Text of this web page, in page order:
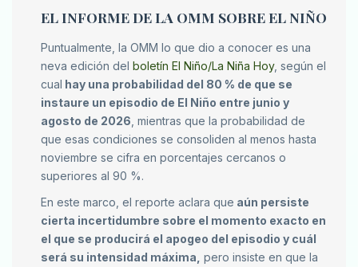
EL INFORME DE LA OMM SOBRE EL NIÑO
Puntualmente, la OMM lo que dio a conocer es una
neva edición del boletín El Niño/La Niña Hoy, según el
cual hay una probabilidad del 80 % de que se
instaure un episodio de El Niño entre junio y
agosto de 2026 , mientras que la probabilidad de
que esas condiciones se consoliden al menos hasta
noviembre se cifra en porcentajes cercanos o
superiores al 90 %.
En este marco, el reporte aclara que aún persiste
cierta incertidumbre sobre el momento exacto en
el que se producirá el apogeo del episodio y cuál
será su intensidad máxima, pero insiste en que la